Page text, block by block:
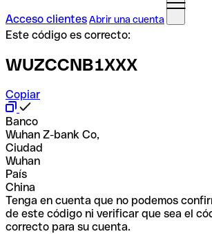
Acceso clientesAbrir una cuenta
Este código es correcto:
WUZCCNB1XXX
Copiar
Banco
Wuhan Z-bank Co,
Ciudad
Wuhan
País
China
Tenga en cuenta que no podemos
de este código ni verificar que sea el
correcto para su cuenta.